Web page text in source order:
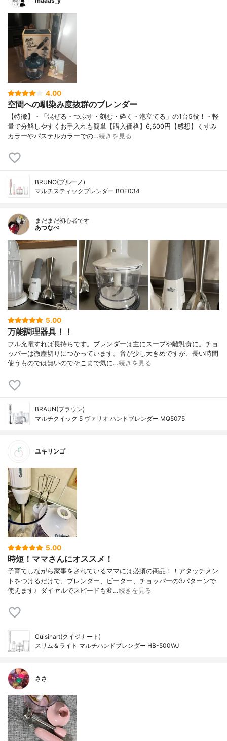
4.00
空間への馴染み度抜群のブレンダー
【特徴】・「混ぜる・つぶす・刻む・砕く・泡立てる」の1台5役！・軽
量で分解しやすくお手入れも簡単【購入価格】6,600円【感想】くすみ
カラーやパステルカラーでの…続きを見る
BRUNO(ブルーノ)
マルチスティックブレンダー BOE034
まだまだ初心者です
あつなべ
5.00
万能調理器具！！
フル充電すれば長持ちです。ブレンダーは主にスープや離乳食に。チョ
ッパーは微塵切りにつかっています。音が少し大きめですが、長い時間
使うものでは無いのでそこまで気に…続きを見る
BRAUN(ブラウン)
マルチクイック 5 ヴァリオ ハンドブレンダー MQ5075
ユキリンゴ
5.00
時短！ママさんにオススメ！
子育てしながら家事をされているママには必須の商品！！アタッチメン
トをつけるだけで、ブレンダー、ビーター、チョッパーの3パターンで
使えます♩ダイヤルでスピードも変…続きを見る
Cuisinart(クイジナート)
スリム＆ライト マルチハンドブレンダー HB-500WJ
ささ